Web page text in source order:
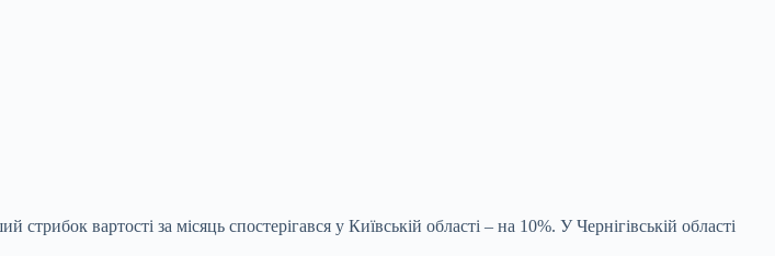
вартості за місяць спостерігався у Київській області – на 10%. У Чернігівській області